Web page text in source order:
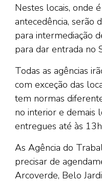
Nestes locais, onde
antecedência, serão
para intermediação
para dar entrada no
Todas as agências
com exceção das
tem normas
no interior e demais
entregues até às
As Agência do
precisar de
Arcoverde, Belo